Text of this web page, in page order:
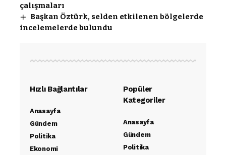
çalışmaları
Başkan Öztürk, selden etkilenen bölgelerde
incelemelerde bulundu
Hızlı Bağlantılar
Anasayfa
Gündem
Politika
Ekonomi
Popüler
Kategoriler
Anasayfa
Gündem
Politika